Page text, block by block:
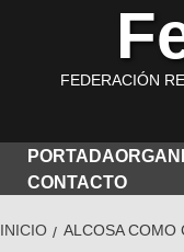
FEDERACIÓN
PORTADA
CONTACTO
INICIO ALCOSA COMO